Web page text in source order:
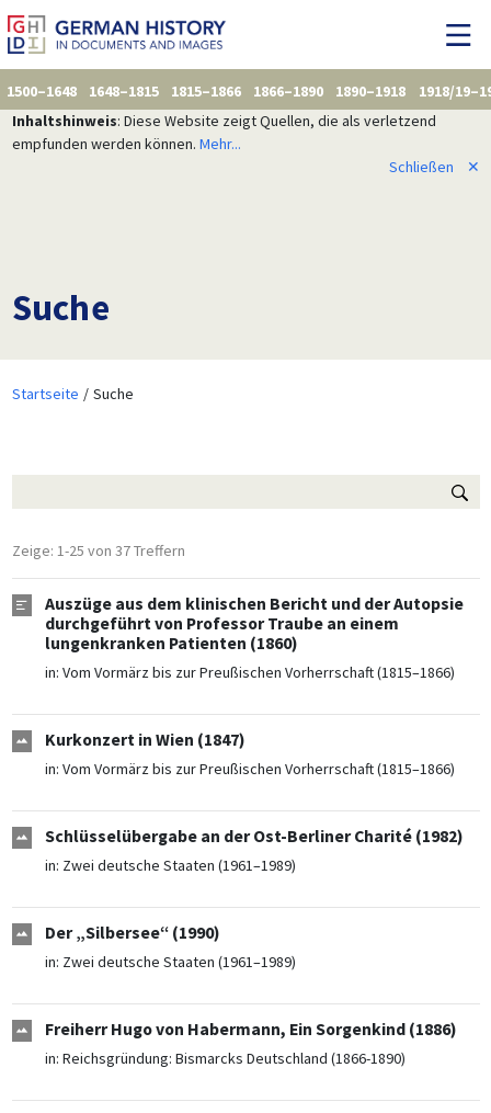
1500–1648 1648–1815 1815–1866 1866–1890 1890–1918
1918/
Inhaltshinweis: Diese Website zeigt Quellen, die als verletzend
empfunden werden können. Mehr...
Schließen
✕
Suche
Startseite Suche
Zeige: 1-25 von 37 Treffern
Auszüge aus dem klinischen Bericht und der Autopsie
durchgeführt von Professor Traube an einem
lungenkranken Patienten (1860)
in: Vom Vormärz bis zur Preußischen Vorherrschaft (1815–1866)
Kurkonzert in Wien (1847)
in: Vom Vormärz bis zur Preußischen Vorherrschaft (1815–1866)
Schlüsselübergabe an der Ost-Berliner Charité (1982)
in: Zwei deutsche Staaten (1961–1989)
Der „Silbersee“ (1990)
in: Zwei deutsche Staaten (1961–1989)
Freiherr Hugo von Habermann, Ein Sorgenkind (1886)
in: Reichsgründung: Bismarcks Deutschland (1866-1890)